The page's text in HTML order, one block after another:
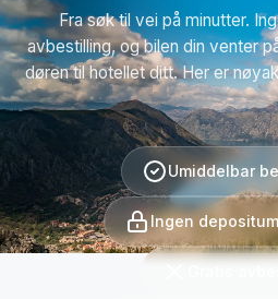
Fra søk til vei på minutter.
avbestilling, og bilen din venter
døren til hotellet ditt. Her er
Umiddelbar
Ingen